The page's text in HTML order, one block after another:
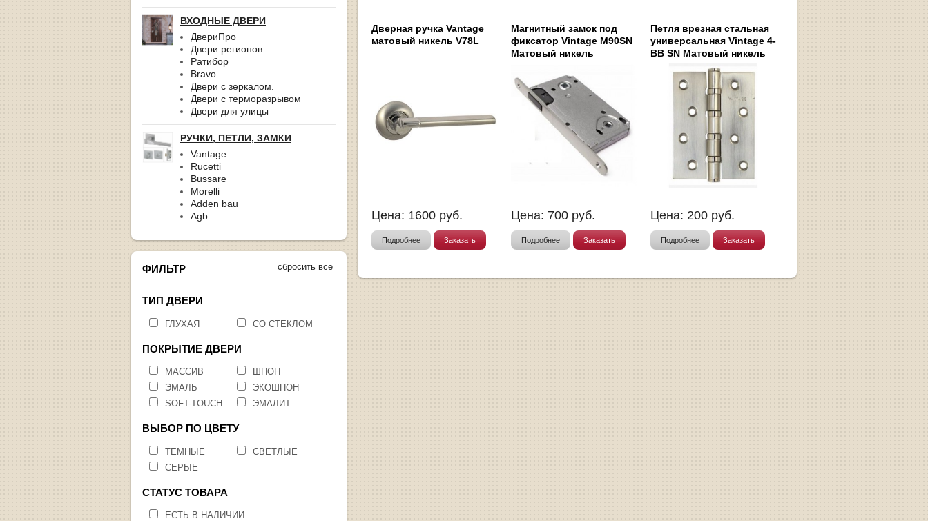
ВХОДНЫЕ ДВЕРИ
ДвериПро
Двери регионов
Ратибор
Bravo
Двери с зеркалом.
Двери с терморазрывом
Двери для улицы
РУЧКИ, ПЕТЛИ, ЗАМКИ
Vantage
Rucetti
Bussare
Morelli
Adden bau
Agb
сбросить все
ФИЛЬТР
ТИП ДВЕРИ
ГЛУХАЯ СО СТЕКЛОМ
ПОКРЫТИЕ ДВЕРИ
МАССИВ
ШПОН
ЭМАЛЬ
ЭКОШПОН
SOFT-TOUCH
ЭМАЛИТ
ВЫБОР ПО ЦВЕТУ
ТЕМНЫЕ
СВЕТЛЫЕ
СЕРЫЕ
СТАТУС ТОВАРА
ЕСТЬ В НАЛИЧИИ
Дверная ручка Vantage
матовый никель V78L
Цена: 1600 руб.
Подробнее Заказать
Магнитный замок под
фиксатор Vintage M90SN
Матовый никель
Цена: 700 руб.
Подробнее Заказать
Петля врезная стальная
универсальная Vintage 4-
BB SN Матовый никель
Цена: 200 руб.
Подробнее Заказать